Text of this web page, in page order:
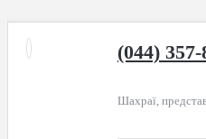
(044)
Шахраї,